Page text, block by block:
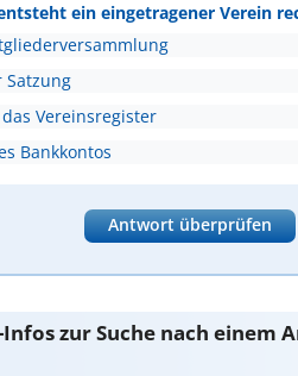
ein eingetragener Verein
Satzung
Vereinsregister
Bankkontos
Antwort überprüfen
zur Suche nach einem